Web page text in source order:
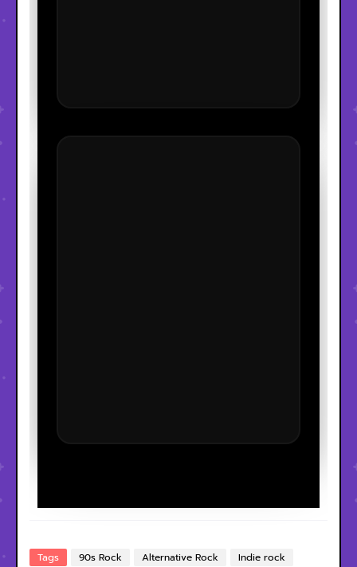
Tags 90s Rock Alternative Rock Indie rock